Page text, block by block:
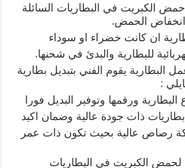
الكبريت في البطاريات السائلة
انخفاض الحمض.
ان كانت خضراء او سوداء
للبطارية والبدئ في شحنها.
البطارية يقوم الفني بتبديل بطارية
:
البطارية ورقمها وتوفير البديل فورا
ذات جودة عالية وضمان اكيد
رصاص عالية بحيث تكون ذات عمر
لحمض الكبريت في البطاريات